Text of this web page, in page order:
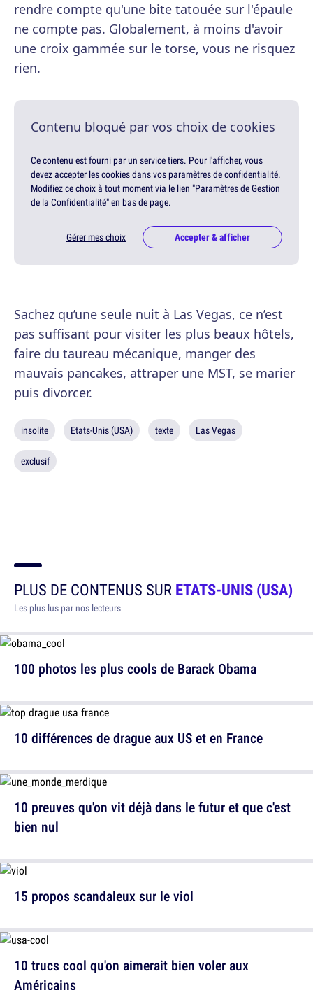
rendre compte qu'une bite tatouée sur l'épaule
ne compte pas. Globalement, à moins d'avoir
une croix gammée sur le torse, vous ne risquez
rien.
Contenu bloqué par vos choix de cookies
Ce contenu est fourni par un service tiers. Pour l'afficher, vous
devez accepter les cookies dans vos paramètres de confidentialité.
Modifiez ce choix à tout moment via le lien "Paramètres de Gestion
de la Confidentialité" en bas de page.
Gérer mes choix Accepter & afficher
Sachez qu’une seule nuit à Las Vegas, ce n’est
pas suffisant pour visiter les plus beaux hôtels,
faire du taureau mécanique, manger des
mauvais pancakes, attraper une MST, se marier
puis divorcer.
insolite Etats-Unis (USA) texte Las Vegas
exclusif
PLUS DE CONTENUS SURETATS-UNIS (USA)
Les plus lus par nos lecteurs
100 photos les plus cools de Barack Obama
10 preuves qu'on vit déjà dans le futur et que c'est
bien nul
10 trucs cool qu'on aimerait bien voler aux
Américains
10 différences de drague aux US et en France
15 propos scandaleux sur le viol